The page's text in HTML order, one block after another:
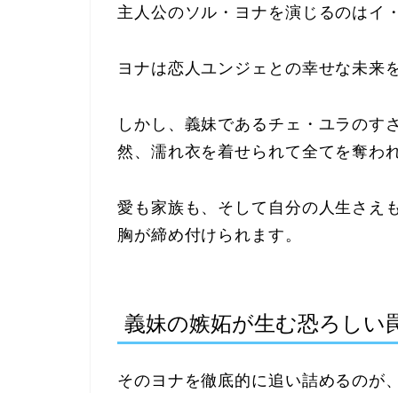
主人公のソル・ヨナを演じるのはイ
ヨナは恋人ユンジェとの幸せな未来
しかし、義妹であるチェ・ユラのす
然、濡れ衣を着せられて全てを奪わ
愛も家族も、そして自分の人生さえ
胸が締め付けられます。
義妹の嫉妬が生む恐ろしい
そのヨナを徹底的に追い詰めるのが